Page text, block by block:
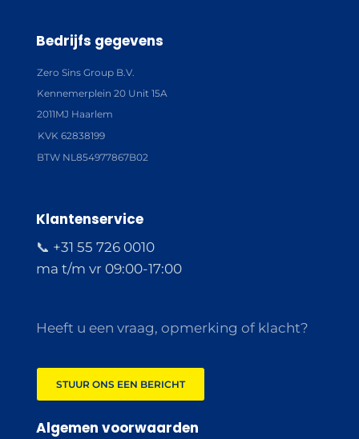
Bedrijfs gegevens
Zero Sins Group B.V.
Kennemerplein 20 Unit 15A
2011MJ Haarlem
KVK 62838199
BTW NL854977867B02
Klantenservice
📞 +31 55 726 0010
ma t/m vr 09:00-17:00
Heeft u een vraag, opmerking of klacht?
STUUR ONS EEN BERICHT
Algemen voorwaarden